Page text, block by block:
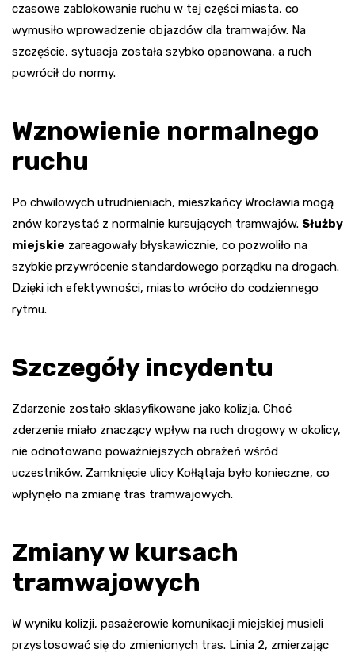
czasowe zablokowanie ruchu w tej części miasta, co
wymusiło wprowadzenie objazdów dla tramwajów. Na
szczęście, sytuacja została szybko opanowana, a ruch
powrócił do normy.
Wznowienie normalnego
ruchu
Po chwilowych utrudnieniach, mieszkańcy Wrocławia mogą
znów korzystać z normalnie kursujących tramwajów. Służby
miejskie zareagowały błyskawicznie, co pozwoliło na
szybkie przywrócenie standardowego porządku na drogach.
Dzięki ich efektywności, miasto wróciło do codziennego
rytmu.
Szczegóły incydentu
Zdarzenie zostało sklasyfikowane jako kolizja. Choć
zderzenie miało znaczący wpływ na ruch drogowy w okolicy,
nie odnotowano poważniejszych obrażeń wśród
uczestników. Zamknięcie ulicy Kołłątaja było konieczne, co
wpłynęło na zmianę tras tramwajowych.
Zmiany w kursach
tramwajowych
W wyniku kolizji, pasażerowie komunikacji miejskiej musieli
przystosować się do zmienionych tras. Linia 2, zmierzając